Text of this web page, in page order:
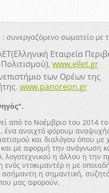
: συνεργαζόμενο σωματείο με
Εταιρεία
Πολιτισμού), www.ellet.gr
των Ορέων της
www.panoreon.gr
από το Νοέμβριο του 2014 το
, ένα ανοιχτό φόρουμ
και διαλόγου όπου με
με αφορμή την ανάγνωση
λογοτεχνικού η άλλου η την
ενός ντοκιμαντέρ η με
η σημαντική,
μας αφορούν.